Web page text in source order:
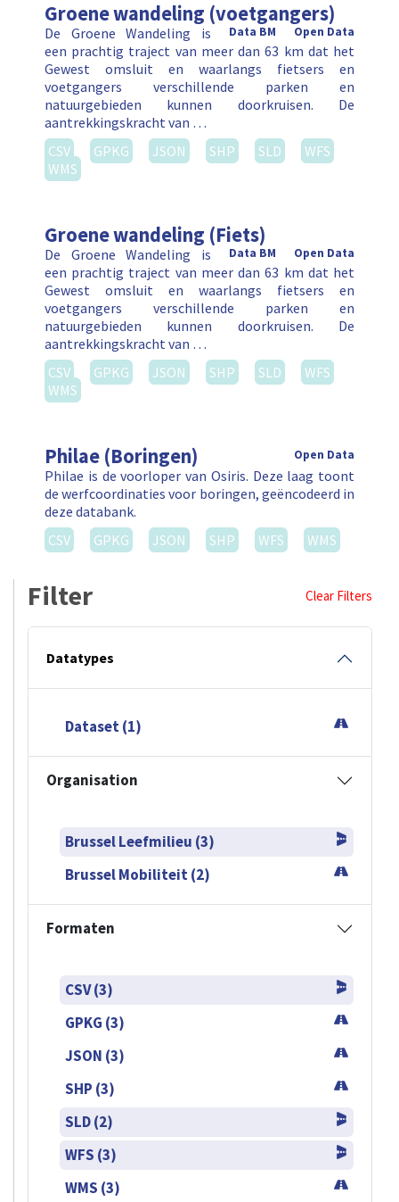
Groene wandeling (voetgangers)
Open Data
Data BM
De Groene Wandeling is
een prachtig traject van meer dan 63 km dat het
Gewest omsluit en waarlangs fietsers en
voetgangers verschillende parken en
natuurgebieden kunnen doorkruisen. De
aantrekkingskracht van …
CSV
GPKG JSON SHP SLD
WFS
WMS
Groene wandeling (Fiets)
Open Data
Data BM
De Groene Wandeling is
een prachtig traject van meer dan 63 km dat het
Gewest omsluit en waarlangs fietsers en
voetgangers verschillende parken en
natuurgebieden kunnen doorkruisen. De
aantrekkingskracht van …
CSV
GPKG JSON SHP SLD
WFS
WMS
Philae (Boringen) Open Data
Philae is de voorloper van Osiris. Deze laag toont
de werfcoordinaties voor boringen, geëncodeerd in
deze databank.
CSV
GPKG JSON SHP WFS WMS
Filter Clear Filters
Datatypes
Dataset (1)
Organisation
Brussel Leefmilieu (3)
Brussel Mobiliteit (2)
Formaten
CSV (3)
GPKG (3)
JSON (3)
SHP (3)
SLD (2)
WFS (3)
WMS (3)